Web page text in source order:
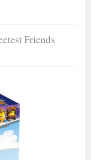
Friends